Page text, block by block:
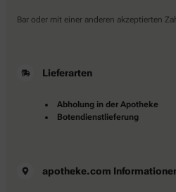
Bar oder mit einer anderen akzeptierten
Lieferarten
Abholung in der Apotheke
Botendienstlieferung
apotheke.com